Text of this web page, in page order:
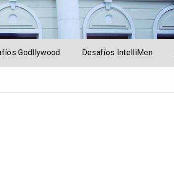
Godllywood Desafíos IntelliMen